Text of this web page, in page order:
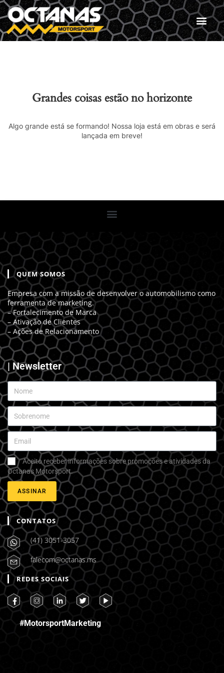
Grandes coisas estão no horizonte
Algo grande está se formando! Nossa loja está em obras e será
lançada em breve!
QUEM SOMOS
Empresa com a missão de desenvolver o automobilismo como
ferramenta de marketing.
– Fortalecimento de Marca
– Ativação de Clientes
– Ações de Relacionamento
| Newsletter
Aceito receber informações sobre promoções e atividades da
Octanas Motorsport.
ASSINAR
CONTATOS
(41) 3051-3057
falecom@octanas.ms
REDES SOCIAIS
#MotorsportMarketing